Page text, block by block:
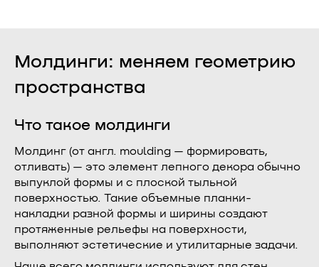
Молдинги: меняем геометрию
пространства
Что такое молдинги
Молдинг (от англ. moulding — формировать,
отливать) — это элемент лепного декора обычно
выпуклой формы и с плоской тыльной
поверхностью. Такие объемные планки-
накладки разной формы и ширины создают
протяженные рельефы на поверхности,
выполняют эстетические и утилитарные задачи.